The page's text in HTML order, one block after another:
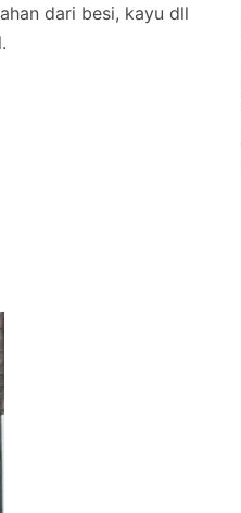
dari besi, kayu dll